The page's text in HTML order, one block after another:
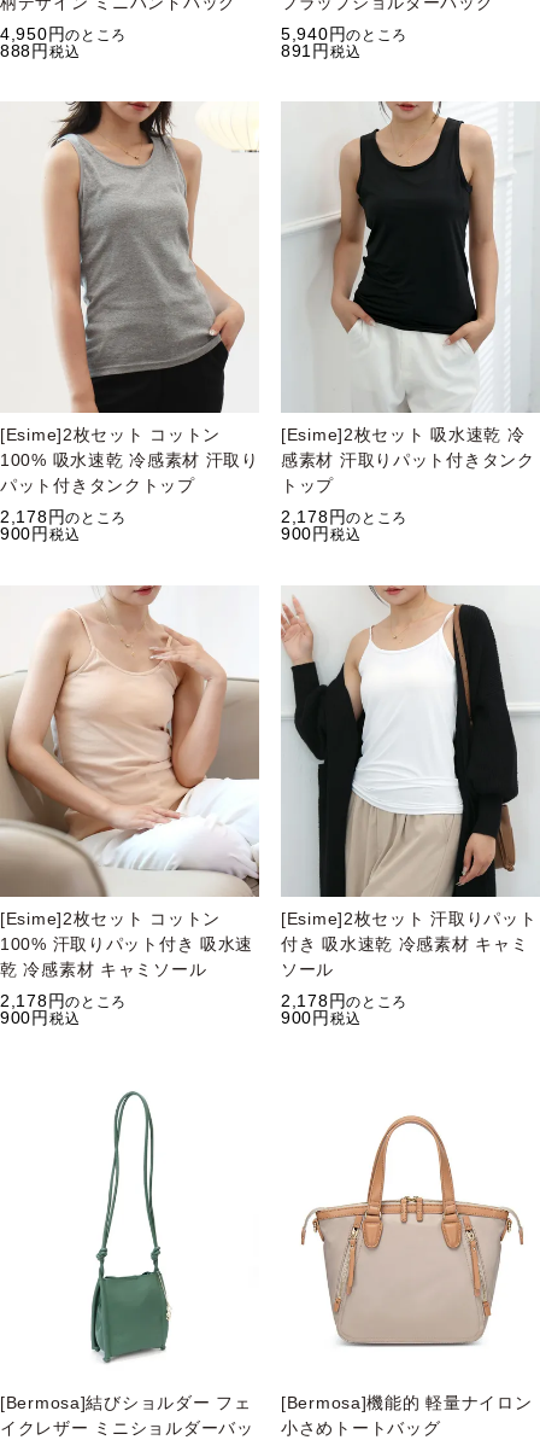
4,950
のところ
888 税込
5,940
のところ
891 税込
[Esime]2枚セット コットン
100% 吸水速乾 冷感素材 汗取り
パット付きタンクトップ
2,178
のところ
900 税込
[Esime]2枚セット 吸水速乾 冷
感素材 汗取りパット付きタンク
トップ
2,178
のところ
900 税込
[Esime]2枚セット コットン
100% 汗取りパット付き 吸水速
乾 冷感素材 キャミソール
2,178
のところ
900 税込
[Esime]2枚セット 汗取りパット
付き 吸水速乾 冷感素材 キャミ
ソール
2,178
のところ
900 税込
[Bermosa]結びショルダー フェ
イクレザー ミニショルダーバッ
[Bermosa]機能的 軽量ナイロン
小さめトートバッグ